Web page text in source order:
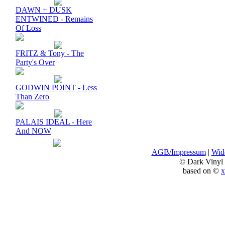
DAWN + DUSK
ENTWINED - Remains
Of Loss
FRITZ & Tony - The
Party's Over
GODWIN POINT - Less
Than Zero
PALAIS IDEAL - Here
And NOW
AGB/Impressum|
© Dark Vinyl
based on ©